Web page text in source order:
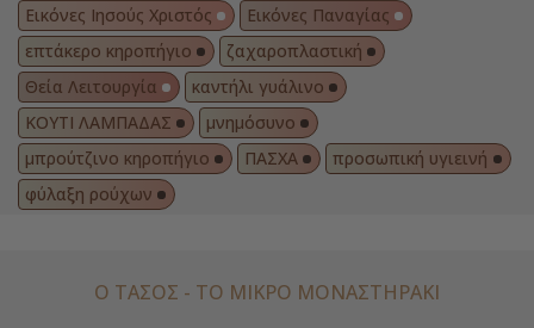
Εικόνες Ιησούς Χριστός
Εικόνες Παναγίας
επτάκερο κηροπήγιο
ζαχαροπλαστική
Θεία Λειτουργία
καντήλι γυάλινο
ΚΟΥΤΙ ΛΑΜΠΑΔΑΣ
μνημόσυνο
μπρούτζινο κηροπήγιο
ΠΑΣΧΑ
προσωπική υγιεινή
φύλαξη ρούχων
Ο ΤΑΣΟΣ - ΤΟ ΜΙΚΡΌ ΜΟΝΑΣΤΗΡΆΚΙ